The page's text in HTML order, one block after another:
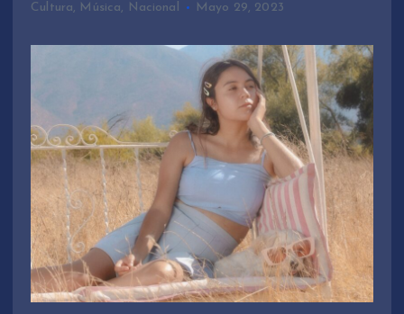
Cultura, Música, Nacional Mayo 29, 2023